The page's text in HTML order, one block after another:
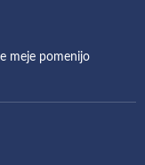
meje pomenijo